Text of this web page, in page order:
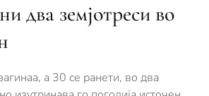
два земјотреси во
а 30 се ранети, во два